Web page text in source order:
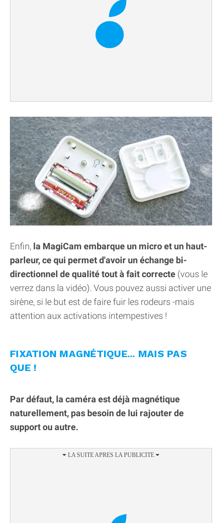
Enfin, la MagiCam embarque un micro et un haut-
parleur, ce qui permet d'avoir un échange bi-
directionnel de qualité tout à fait correcte (vous le
verrez dans la vidéo). Vous pouvez aussi activer une
sirène, si le but est de faire fuir les rodeurs -mais
attention aux activations intempestives !
FIXATION MAGNÉTIQUE... MAIS PAS
QUE !
Par défaut, la caméra est déjà magnétique
naturellement, pas besoin de lui rajouter de
support ou autre.